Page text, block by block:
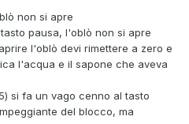
non si apre
pausa, l'oblò non si apre
l'oblò devi rimettere a zero e
l'acqua e il sapone che aveva
si fa un vago cenno al tasto
del blocco, ma